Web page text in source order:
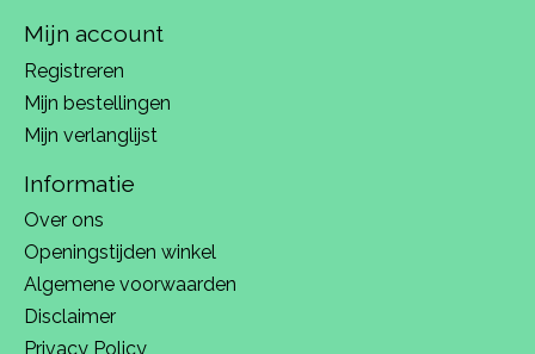
Mijn account
Registreren
Mijn bestellingen
Mijn verlanglijst
Informatie
Over ons
Openingstijden winkel
Algemene voorwaarden
Disclaimer
Privacy Policy